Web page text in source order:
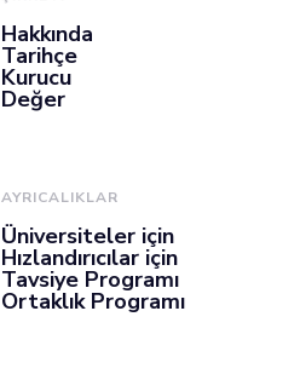
Hakkında
Tarihçe
Kurucu
Değer
AYRICALIKLAR
Üniversiteler için
Hızlandırıcılar için
Tavsiye Programı
Ortaklık Programı